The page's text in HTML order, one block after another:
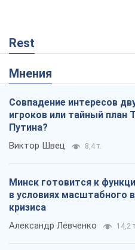
Rest
Мнения
Совпадение интересов
игроков или тайный план
Путина?
Виктор Швец 8,4 т.
Минск готовится к
в условиях масштабного
кризиса
Александр Левченко 14,2